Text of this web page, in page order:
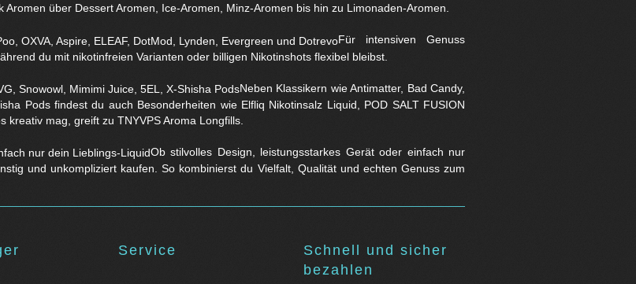
über Dessert Aromen, Ice-Aromen, Minz-Aromen bis hin zu Limonaden-Aromen.
Für intensiven Genuss
du mit nikotinfreien Varianten oder billigen Nikotinshots flexibel bleibst.
Neben Klassikern wie Antimatter, Bad Candy,
Pods findest du auch Besonderheiten wie Elfliq Nikotinsalz Liquid, POD SALT FUSION
kreativ mag, greift zu TNYVPS Aroma Longfills.
Ob stilvolles Design, leistungsstarkes Gerät oder einfach nur
und unkompliziert kaufen. So kombinierst du Vielfalt, Qualität und echten Genuss zum
Service
Schnell und sicher
bezahlen